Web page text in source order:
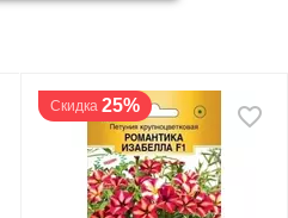
Скидка 25%